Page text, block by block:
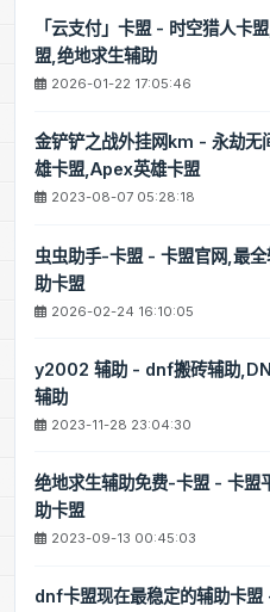
「云支付」卡盟 - 时空猎人卡
盟,绝地求生辅助
2026-01-22 17:05:46
金铲铲之战外挂网km - 永劫
雄卡盟,Apex英雄卡盟
2023-08-07 05:28:18
虫虫助手-卡盟 - 卡盟官网,最
助卡盟
2026-02-24 16:10:05
y2002 辅助 - dnf搬砖辅助
辅助
2023-11-28 23:04:30
绝地求生辅助免费-卡盟 - 卡盟
助卡盟
2023-09-13 00:45:03
dnf卡盟现在最稳定的辅助卡